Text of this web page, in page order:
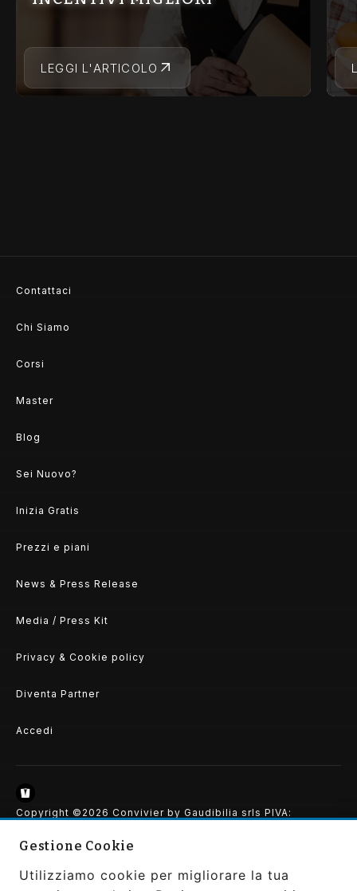
LEGGI L'ARTICOLO
Contattaci
Chi Siamo
Corsi
Master
Blog
Sei Nuovo?
Inizia Gratis
Prezzi e piani
News & Press Release
Media / Press Kit
Privacy & Cookie policy
Diventa Partner
Accedi
Copyright ©2026 Convivier by Gaudibilia srls PIVA:
IT0207370663
All Rights Reserved | Powered and Designed by
SEGUICI
Gestione Cookie
Utilizziamo cookie per migliorare la tua